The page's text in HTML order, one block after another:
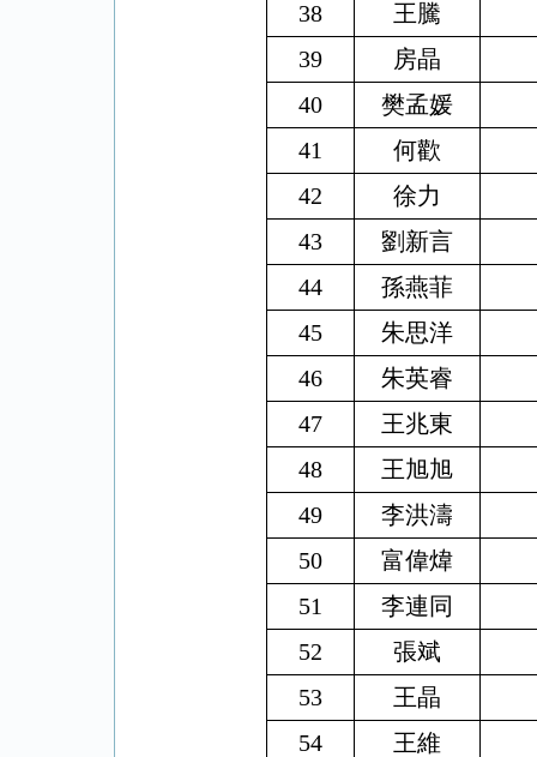
38
王騰
39
房晶
40
樊孟媛
41
何歡
42
徐力
43
劉新言
44
孫燕菲
45
朱思洋
46
朱英睿
47
王兆東
48
王旭旭
49
李洪濤
50
富偉煒
51
李連同
52
張斌
53
王晶
54
王維